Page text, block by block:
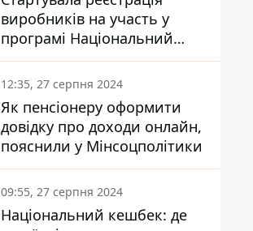
виробників на участь у
програмі Національний
кешбек: як це зробити
через портал Дія
12:35, 27 серпня 2024
Як пенсіонеру оформити
довідку про доходи онлайн,
пояснили у Мінсоцполітики
09:55, 27 серпня 2024
Національний кешбек: де